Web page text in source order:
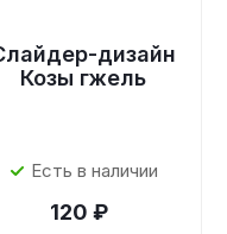
дизайн
Козы гжель
Есть в наличии
120 ₽